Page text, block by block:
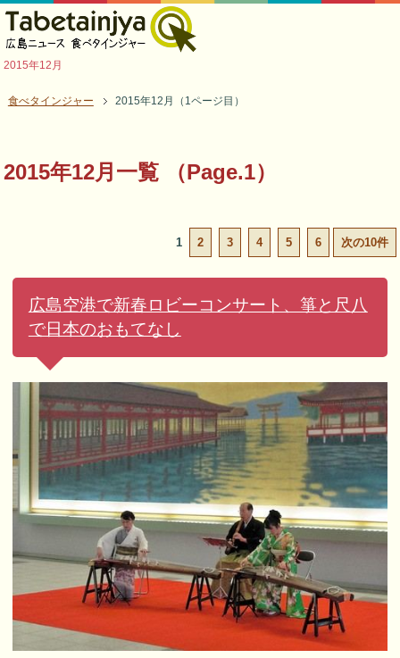
2015年12月
食べタインジャー 2015年12月（1ページ目）
2015年12月一覧 （Page.1）
1 2 3 4 5 6 次の10件
広島空港で新春ロビーコンサート、箏と尺八
で日本のおもてなし